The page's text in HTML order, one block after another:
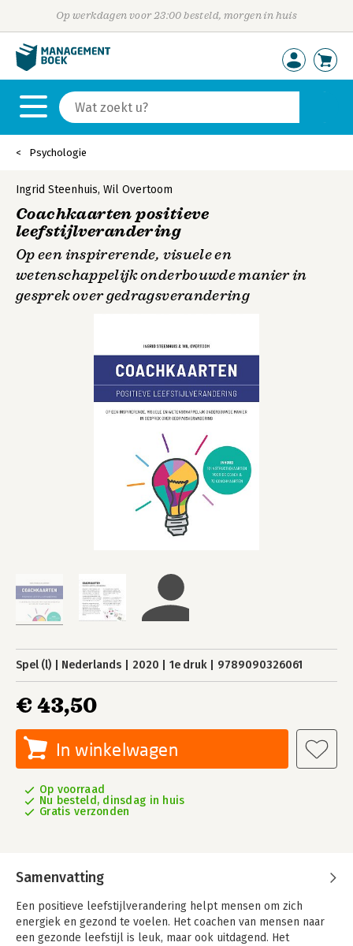
Op werkdagen voor 23:00 besteld, morgen in huis
Psychologie
Ingrid Steenhuis, Wil Overtoom
Coachkaarten positieve
leefstijlverandering
Op een inspirerende, visuele en
wetenschappelijk onderbouwde manier in
gesprek over gedragsverandering
Spel (l) Nederlands 2020 1e druk 9789090326061
€ 43,50
In winkelwagen
Op voorraad
Nu besteld, dinsdag in huis
Gratis verzonden
Samenvatting
Een positieve leefstijlverandering helpt mensen om zich
energiek en gezond te voelen. Het coachen van mensen naar
een gezonde leefstijl is leuk, maar ook uitdagend. Het